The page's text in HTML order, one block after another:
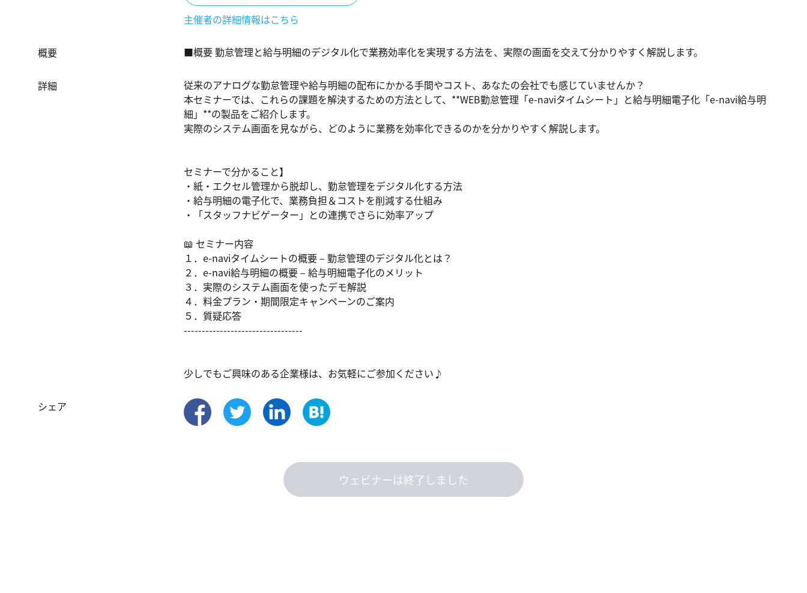
主催者の詳細情報はこちら
概要 ■概要 勤怠管理と給与明細のデジタル化で業務効率化を実現する方法を、実際の画面を交えて分かりやすく解説します。
詳細
従来のアナログな勤怠管理や給与明細の配布にかかる手間やコスト、あなたの会社でも感じていませんか？
本セミナーでは、これらの課題を解決するための方法として、**WEB勤怠管理「e-naviタイムシート」と給与明細電子化「e-navi給与明
細」**の製品をご紹介します。
実際のシステム画面を見ながら、どのように業務を効率化できるのかを分かりやすく解説します。
セミナーで分かること】
・紙・エクセル管理から脱却し、勤怠管理をデジタル化する方法
・給与明細の電子化で、業務負担＆コストを削減する仕組み
・「スタッフナビゲーター」との連携でさらに効率アップ
📖 セミナー内容
１．e-naviタイムシートの概要 – 勤怠管理のデジタル化とは？
２．e-navi給与明細の概要 – 給与明細電子化のメリット
３．実際のシステム画面を使ったデモ解説
４．料金プラン・期間限定キャンペーンのご案内
５．質疑応答
---------------------------------
少しでもご興味のある企業様は、お気軽にご参加ください♪
シェア
ウェビナーは終了しました